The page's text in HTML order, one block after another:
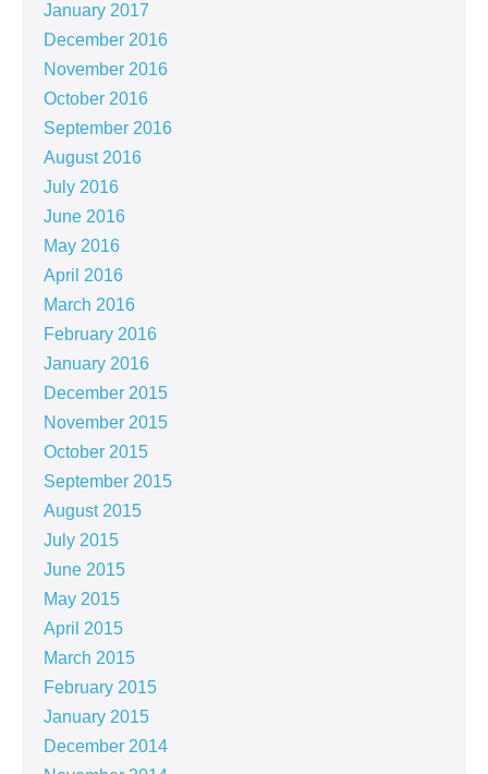
January 2017
December 2016
November 2016
October 2016
September 2016
August 2016
July 2016
June 2016
May 2016
April 2016
March 2016
February 2016
January 2016
December 2015
November 2015
October 2015
September 2015
August 2015
July 2015
June 2015
May 2015
April 2015
March 2015
February 2015
January 2015
December 2014